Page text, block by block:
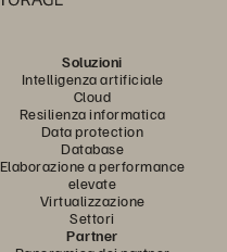
Soluzioni
Intelligenza artificiale
Cloud
Resilienza informatica
Data protection
Database
Elaborazione a performance
elevate
Virtualizzazione
Settori
Partner